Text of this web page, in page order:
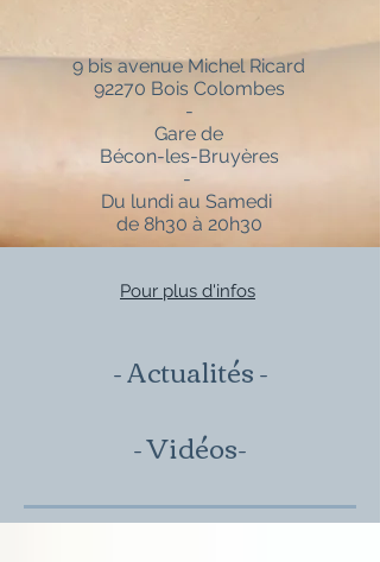
9 bis avenue Michel Ricard
92270 Bois Colombes
-
Gare de
Bécon-les-Bruyères
-
Du lundi au Samedi
de 8h30 à 20h30
Pour plus d'infos
- Actualités -
- Vidéos-